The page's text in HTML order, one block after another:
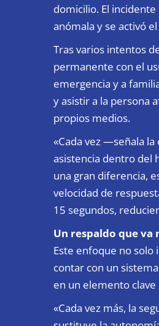
domicilio. El
anómala y se activó
Tras varios intentos
permanente con el
emergencia y a
y asistir a la persona
propios medios.
«Cada vez —señala
asistencia dentro del
una gran diferencia,
velocidad de
15 segundos,
Un respaldo que va
Este enfoque no solo
contar con un
en un elemento
«Cada vez más, la